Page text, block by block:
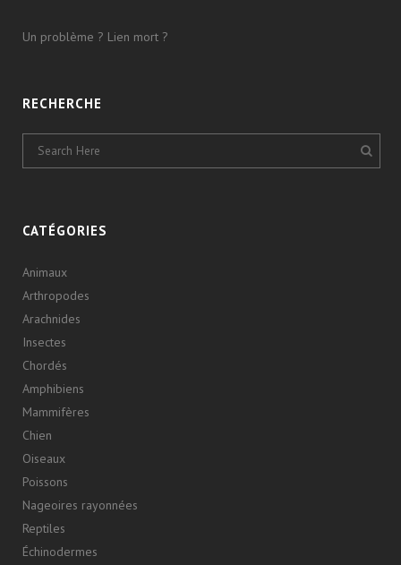
Un problème ? Lien mort ?
RECHERCHE
CATÉGORIES
Animaux
Arthropodes
Arachnides
Insectes
Chordés
Amphibiens
Mammifères
Chien
Oiseaux
Poissons
Nageoires rayonnées
Reptiles
Échinodermes